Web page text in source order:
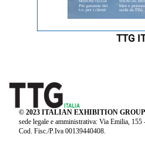
TTG
© 2023 ITALIAN EXHIBITION GROUP
sede legale e amministrativa: Via Emilia,
Cod. Fisc./P.Iva 00139440408.